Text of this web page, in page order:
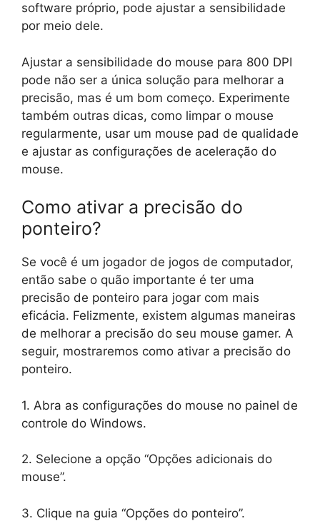
software próprio, pode ajustar a sensibilidade
por meio dele.
Ajustar a sensibilidade do mouse para 800 DPI
pode não ser a única solução para melhorar a
precisão, mas é um bom começo. Experimente
também outras dicas, como limpar o mouse
regularmente, usar um mouse pad de qualidade
e ajustar as configurações de aceleração do
mouse.
Como ativar a precisão do
ponteiro?
Se você é um jogador de jogos de computador,
então sabe o quão importante é ter uma
precisão de ponteiro para jogar com mais
eficácia. Felizmente, existem algumas maneiras
de melhorar a precisão do seu mouse gamer. A
seguir, mostraremos como ativar a precisão do
ponteiro.
1. Abra as configurações do mouse no painel de
controle do Windows.
2. Selecione a opção “Opções adicionais do
mouse”.
3. Clique na guia “Opções do ponteiro”.